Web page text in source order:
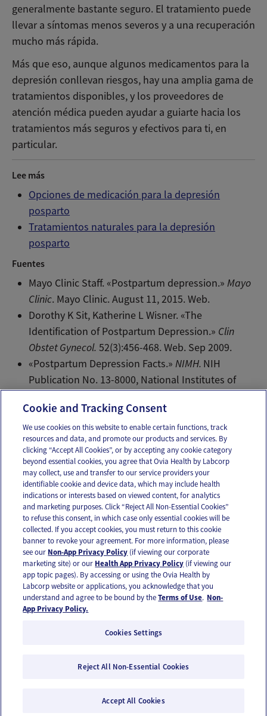
generalmente bastante seguro. El tratamiento puede
llevar a síntomas menos severos y a una recuperación
mucho más rápida.
Más que eso, aunque algunos medicamentos para la
depresión conllevan riesgos, hay una amplia gama de
tratamientos disponibles, y los proveedores de
atención médica pueden ayudar a guiarte hacia los
tratamientos más seguros y efectivos para ti, en
particular.
Lee más
Opciones de medicación para la depresión
posparto
Tratamientos naturales para la depresión
posparto
Fuentes
Mayo Clinic Staff. «Postpartum depression.»Mayo
Clinic. Mayo Clinic. August 11, 2015. Web.
Dorothy K Sit, Katherine L Wisner. «The
Identification of Postpartum Depression.» Clin
Obstet Gynecol. 52(3):456-468. Web. Sep 2009.
«Postpartum Depression Facts.»NIMH. NIH
Publication No. 13-8000, National Institutes of
Email Text
OUR APPS
FOLLOW US
Privacy Policy
© 2026 Ovia Health by Labcorp
healthcare provider if you need medical care or advice. Please see our Terms of Use and
Cookie and Tracking Consent
We use cookies on this website to enable certain functions, track
resources and data, and promote our products and services. By
clicking “Accept All Cookies”, or by accepting any cookie category
beyond essential cookies, you agree that Ovia Health by Labcorp
may collect, use and transfer to our service providers your
identifiable cookie and device data, which may include health
indications or interests based on viewed content, for analytics
and marketing purposes. Click “Reject All Non-Essential Cookies”
to refuse this consent, in which case only essential cookies will be
collected. If you accept cookies, you must return to this cookie
banner to revoke your agreement. For more information, please
see our Non-App Privacy Policy (if viewing our corporate
marketing site) or our Health App Privacy Policy (if viewing our
app topic pages). By accessing or using the Ovia Health by
Labcorp website or applications, you acknowledge that you
understand and agree to be bound by theTerms of Use. Non-
App Privacy Policy.
Cookies Settings
Reject All Non-Essential Cookies
Accept All Cookies